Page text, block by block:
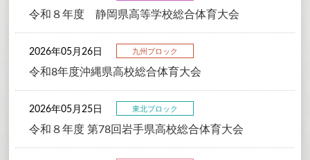
令和８年度 静岡県高等学校総合体育大会
2026年05月26日 九州ブロック
令和8年度沖縄県高校総合体育大会
2026年05月25日 東北ブロック
令和８年度 第78回岩手県高校総合体育大会